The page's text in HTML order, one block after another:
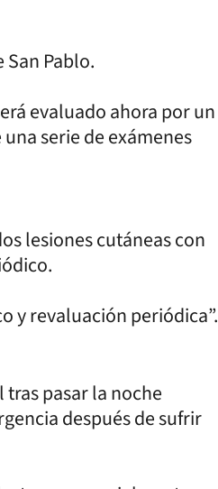
Pablo.
evaluado ahora por un
serie de exámenes
lesiones cutáneas con
y revaluación periódica”.
pasar la noche
después de sufrir